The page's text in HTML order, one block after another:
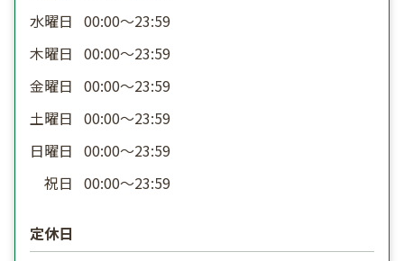
水曜日 00:00〜23:59
木曜日 00:00〜23:59
金曜日 00:00〜23:59
土曜日 00:00〜23:59
日曜日 00:00〜23:59
祝日 00:00〜23:59
定休日